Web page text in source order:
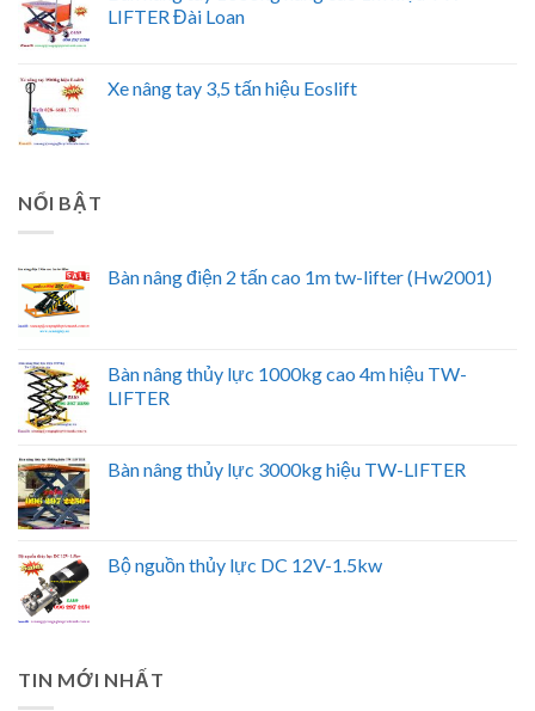
LIFTER Đài Loan
Xe nâng tay 3,5 tấn hiệu Eoslift
NỔI BẬT
Bàn nâng điện 2 tấn cao 1m tw-lifter (Hw2001)
Bàn nâng thủy lực 1000kg cao 4m hiệu TW-
LIFTER
Bàn nâng thủy lực 3000kg hiệu TW-LIFTER
Bộ nguồn thủy lực DC 12V-1.5kw
TIN MỚI NHẤT